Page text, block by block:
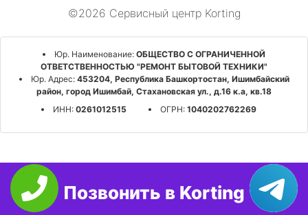
©2026 Сервисный центр Korting
Юр. Наименование: ОБЩЕСТВО С ОГРАНИЧЕННОЙ
ОТВЕТСТВЕННОСТЬЮ "РЕМОНТ БЫТОВОЙ ТЕХНИКИ"
Юр. Адрес:453204, Республика Башкортостан, Ишимбайский
район, город Ишимбай, Стахановская ул., д.16 к.а, кв.18
ИНН:0261012515 ОГРН:1040202762269
Позвонить в Korting